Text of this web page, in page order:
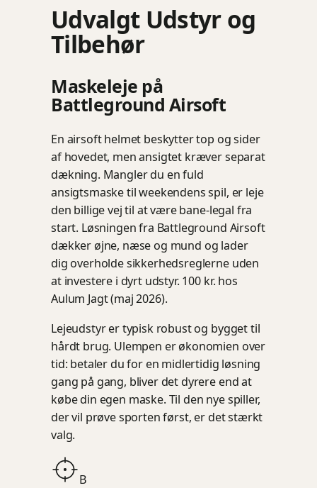
Udvalgt Udstyr og
Tilbehør
Maskeleje på
Battleground Airsoft
En airsoft helmet beskytter top og sider
af hovedet, men ansigtet kræver separat
dækning. Mangler du en fuld
ansigtsmaske til weekendens spil, er leje
den billige vej til at være bane-legal fra
start. Løsningen fra Battleground Airsoft
dækker øjne, næse og mund og lader
dig overholde sikkerhedsreglerne uden
at investere i dyrt udstyr. 100 kr. hos
Aulum Jagt (maj 2026).
Lejeudstyr er typisk robust og bygget til
hårdt brug. Ulempen er økonomien over
tid: betaler du for en midlertidig løsning
gang på gang, bliver det dyrere end at
købe din egen maske. Til den nye spiller,
der vil prøve sporten først, er det stærkt
valg.
B